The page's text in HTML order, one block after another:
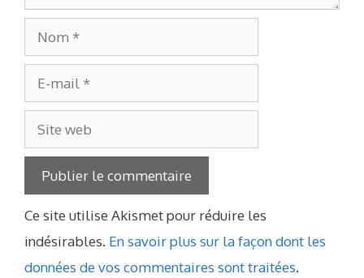
Nom
mail
Site
web
Ce site utilise Akismet pour réduire les
indésirables. En savoir plus sur la façon dont les
données de vos commentaires sont traitées.